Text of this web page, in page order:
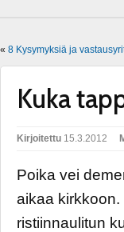
« 8 Kysymyksiä ja
Kuka
Kirjoitettu 15.3.2012
Poika vei
aikaa
ristiinnaulitun